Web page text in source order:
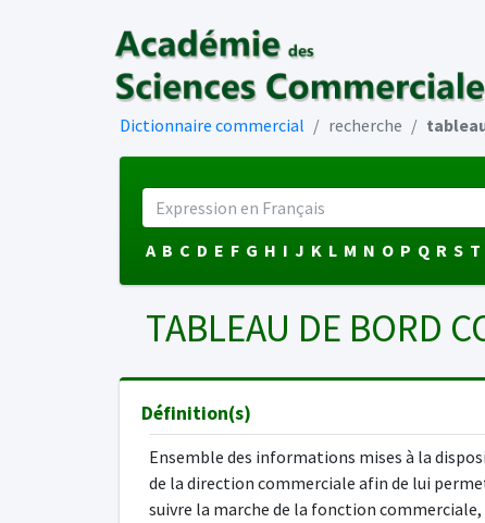
Dictionnaire commercial recherche
A B C D E F G H I J K L M N O P Q R S T
TABLEAU DE BORD
Définition(s)
Ensemble des informations mises à la
de la direction commerciale afin de lui
suivre la marche de la fonction commerciale,